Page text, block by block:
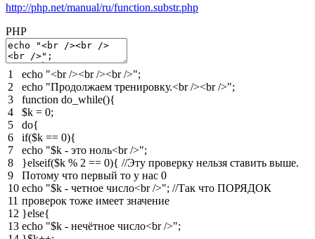
http://php.net/manual/ru/function.substr.php
PHP
1
2
3
4
5
6
7
8
9
10
11
12
13
echo "<br /><br /><br />";
echo "Продолжаем тренировку.<br /><br />";
function do_while(){
$k = 0;
do{
if($k == 0){
echo "$k - это ноль<br />";
}elseif($k % 2 == 0){ //Эту проверку нельзя ставить выше.
Потому что первый то у нас 0
echo "$k - четное число<br />"; //Так что ПОРЯДОК
проверок тоже имеет значение
}else{
echo "$k - нечётное число<br />";